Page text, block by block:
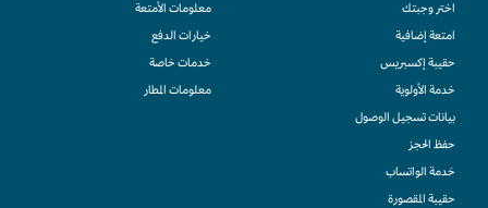
اختر وجبتك
امتعة إضافية
حقيبة إكسبريس
خدمة الأولوية
بيانات تسجيل الوصول
حفظ الحجز
خدمة الواتساب
حقيبة المقصورة
معلومات الأمتعة
خيارات الدفع
خدمات خاصة
معلومات المطار